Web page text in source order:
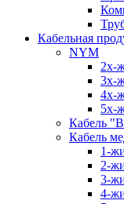
Кабельная
NYM
2х-
3х-
4х-
5х-
Кабель
Кабель
1-
2-
3-
4-